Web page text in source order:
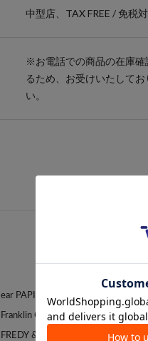
ear PAPILLONNER
Franklin Climbing
FREDY & GLOSTER